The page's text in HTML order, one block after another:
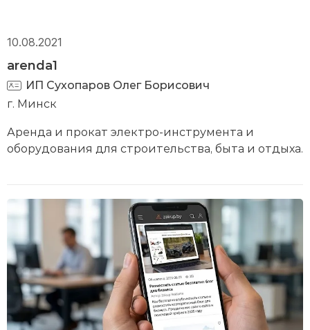
10.08.2021
arenda1
ИП Сухопаров Олег Борисович
г. Минск
Аренда и прокат электро-инструмента и
оборудования для строительства, быта и отдыха.